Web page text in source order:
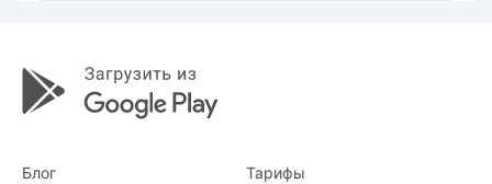
Блог Тарифы